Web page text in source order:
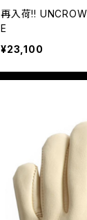
再入荷!!
E
¥23,100